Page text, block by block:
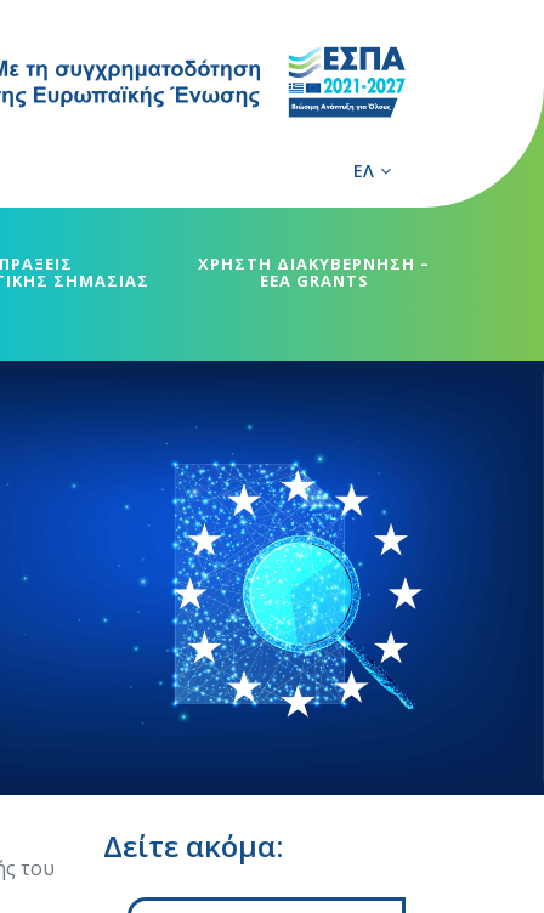
ΕΛ
ΠΡΑΞΕΙΣ
ΣΗΜΑΣΙΑΣ
ΧΡΗΣΤΗ ΔΙΑΚΥΒΕΡΝΗΣΗ –
EEA GRANTS
του
Δείτε ακόμα: